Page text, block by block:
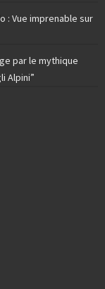
: Vue imprenable sur
par le mythique
Alpini”